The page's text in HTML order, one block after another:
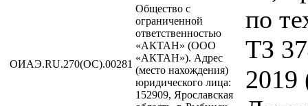
ОИАЭ.RU.270(ОС).00281
Общество с
ограниченной
ответственностью
«АКТАН» (ООО
«АКТАН»). Адрес
(место нахождения)
юридического лица:
152909, Ярославская
по
ТЗ
2019